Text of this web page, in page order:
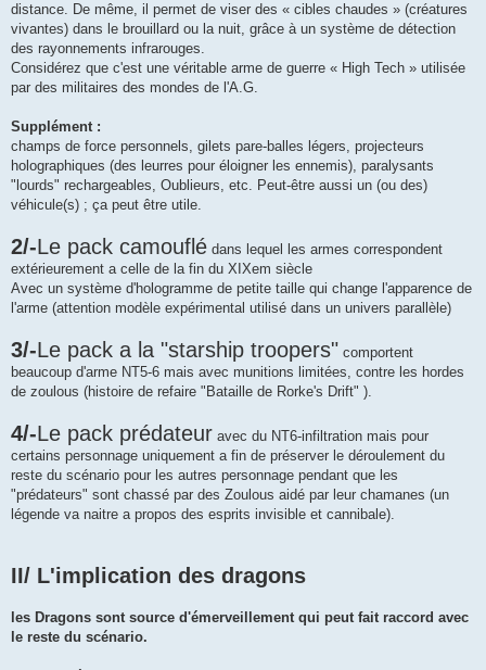
distance. De même, il permet de viser des « cibles chaudes » (créatures
vivantes) dans le brouillard ou la nuit, grâce à un système de détection
des rayonnements infrarouges.
Considérez que c'est une véritable arme de guerre « High Tech » utilisée
par des militaires des mondes de l'A.G.
Supplément :
champs de force personnels, gilets pare-balles légers, projecteurs
holographiques (des leurres pour éloigner les ennemis), paralysants
"lourds" rechargeables, Oublieurs, etc. Peut-être aussi un (ou des)
véhicule(s) ; ça peut être utile.
2/-Le pack camouflé dans lequel les armes correspondent
extérieurement a celle de la fin du XIXem siècle
Avec un système d'hologramme de petite taille qui change l'apparence de
l'arme (attention modèle expérimental utilisé dans un univers parallèle)
3/-Le pack a la "starship troopers" comportent
beaucoup d'arme NT5-6 mais avec munitions limitées, contre les hordes
de zoulous (histoire de refaire "Bataille de Rorke's Drift" ).
4/-Le pack prédateur avec du NT6-infiltration mais pour
certains personnage uniquement a fin de préserver le déroulement du
reste du scénario pour les autres personnage pendant que les
"prédateurs" sont chassé par des Zoulous aidé par leur chamanes (un
légende va naitre a propos des esprits invisible et cannibale).
II/ L'implication des dragons
les Dragons sont source d'émerveillement qui peut fait raccord avec
le reste du scénario.